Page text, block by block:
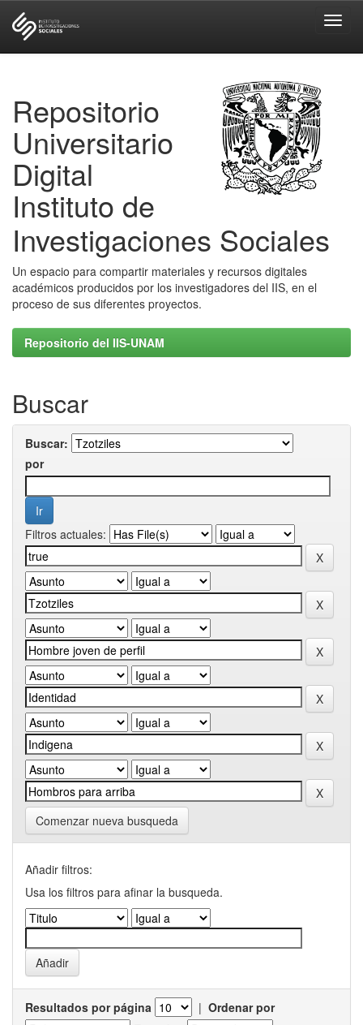
Repositorio
Universitario
Digital
Instituto de
Investigaciones Sociales
Un espacio para compartir materiales y recursos digitales
académicos producidos por los investigadores del IIS, en el
proceso de sus diferentes proyectos.
Repositorio del IIS-UNAM
Buscar
Buscar:
por
Filtros actuales:
Comenzar nueva busqueda
Añadir filtros:
Usa los filtros para afinar la busqueda.
Resultados por página | Ordenar por